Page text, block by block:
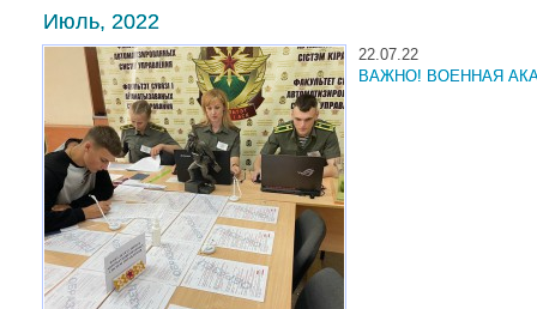
Июль, 2022
22.07.22
ВАЖНО! ВОЕННАЯ